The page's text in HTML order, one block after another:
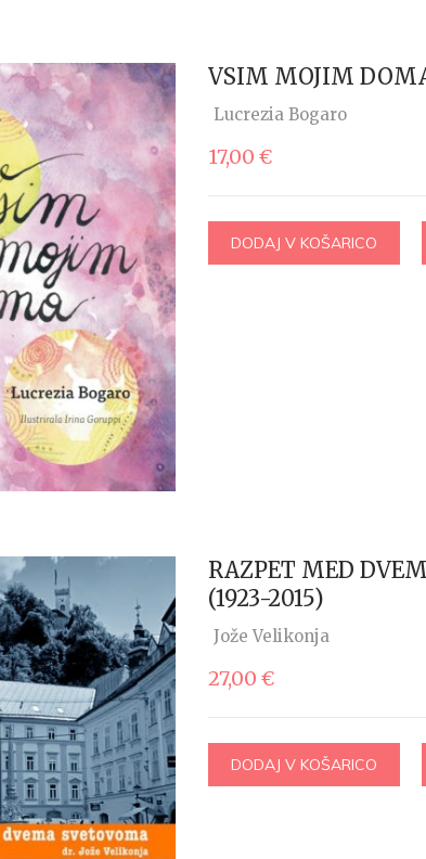
VSIM MOJIM
Lucrezia Bogaro
17,00€
DODAJ V KOŠARICO
RAZPET MED
(1923-2015)
Jože Velikonja
27,00€
DODAJ V KOŠARICO